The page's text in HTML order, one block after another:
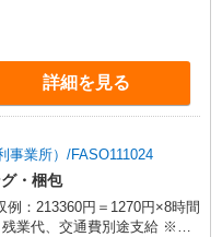
詳細を見る
業所）/FASO111024
・梱包
例：213360円＝1270円×8時間
業代、交通費別途支給 ※交